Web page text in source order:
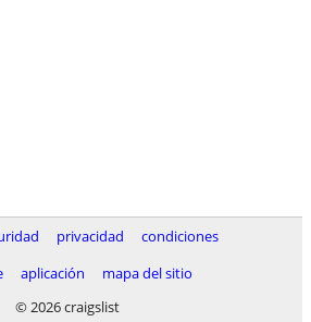
privacidad
condiciones
aplicación
mapa del sitio
© 2026 craigslist